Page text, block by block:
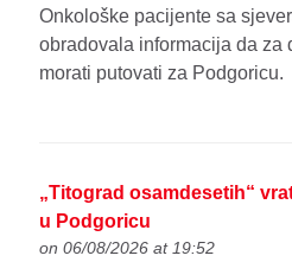
Onkološke pacijente sa
obradovala informacija da za
morati putovati za Podgoricu.
„Titograd osamdesetih“
u Podgoricu
on 06/08/2026 at 19:52